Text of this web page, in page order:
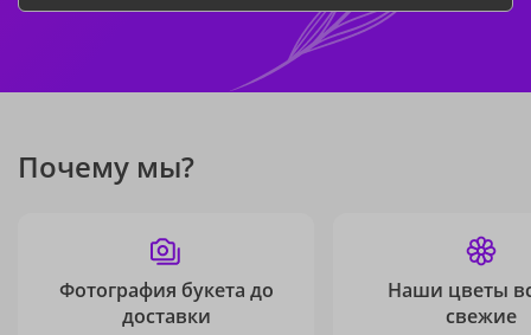
Почему мы?
Фотография букета до
доставки
Наши цветы
свежие